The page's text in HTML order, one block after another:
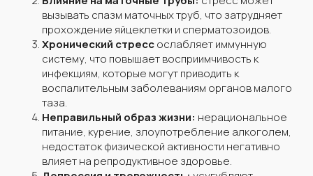
вызывать спазм маточных труб, что затрудняет
прохождение яйцеклетки и сперматозоидов.
Хронический стрессослабляет иммунную
систему, что повышает восприимчивость к
инфекциям, которые могут приводить к
воспалительным заболеваниям органов малого
таза.
Неправильный образ жизни: нерациональное
питание, курение, злоупотребление алкоголем,
недостаток физической активности негативно
влияет на репродуктивное здоровье.